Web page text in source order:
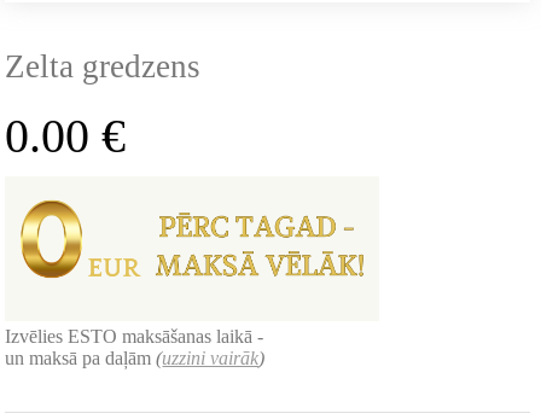
Zelta gredzens
0.00€
Izvēlies ESTO maksāšanas laikā -
un maksā pa daļām(uzzini vairāk)